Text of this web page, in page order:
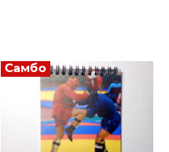
Самбо